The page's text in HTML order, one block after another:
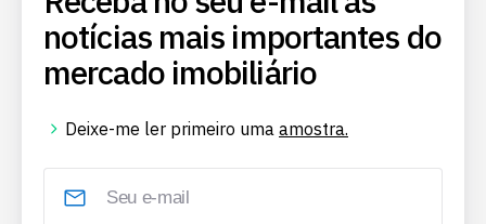
notícias mais importantes do
mercado imobiliário
Deixe-me ler primeiro uma amostra.